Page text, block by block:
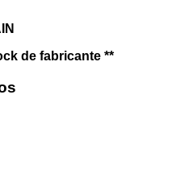
de fabricante **